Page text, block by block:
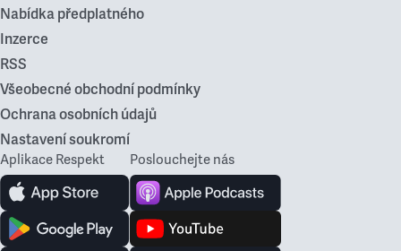
Nabídka předplatného
Inzerce
RSS
Všeobecné obchodní podmínky
Ochrana osobních údajů
Nastavení soukromí
Aplikace Respekt Poslouchejte nás